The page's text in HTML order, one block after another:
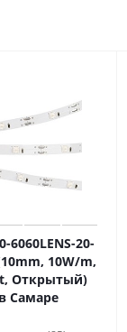
6060LENS-20-
10W/m,
Открытый)
Самаре